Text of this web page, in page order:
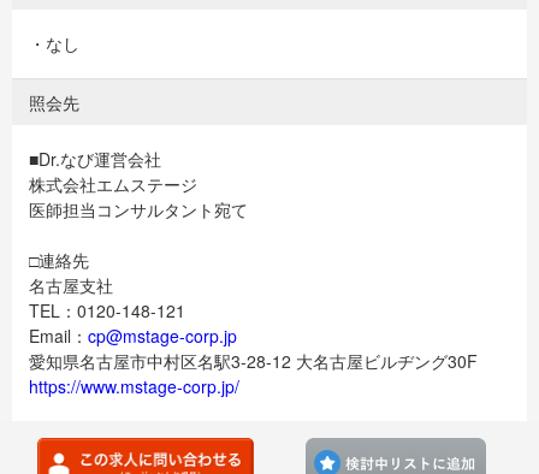
・なし
照会先
■Dr.なび運営会社
株式会社エムステージ
医師担当コンサルタント宛て
□連絡先
名古屋支社
TEL：0120-148-121
Email： cp@mstage-corp.jp
愛知県名古屋市中村区名駅3-28-12 大名古屋ビルヂング30F
https://www.mstage-corp.jp/